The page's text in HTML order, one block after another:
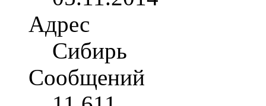
Адрес
Сибирь
Сообщений